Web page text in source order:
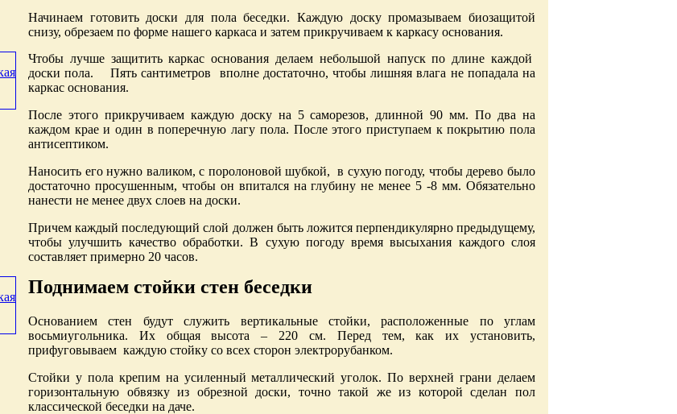
Начинаем готовить доски для пола беседки. Каждую доску промазываем биозащитой
снизу, обрезаем по форме нашего каркаса и затем прикручиваем к каркасу основания.
Чтобы лучше защитить каркас основания делаем небольшой напуск по длине каждой
доски пола. Пять сантиметров вполне достаточно, чтобы лишняя влага не попадала на
каркас основания.
После этого прикручиваем каждую доску на 5 саморезов, длинной 90 мм. По два на
каждом крае и один в поперечную лагу пола. После этого приступаем к покрытию пола
антисептиком.
Наносить его нужно валиком, с поролоновой шубкой, в сухую погоду, чтобы дерево было
достаточно просушенным, чтобы он впитался на глубину не менее 5 -8 мм. Обязательно
нанести не менее двух слоев на доски.
Причем каждый последующий слой должен быть ложится перпендикулярно предыдущему,
чтобы улучшить качество обработки. В сухую погоду время высыхания каждого слоя
составляет примерно 20 часов.
Поднимаем стойки стен беседки
Основанием стен будут служить вертикальные стойки, расположенные по углам
восьмиугольника. Их общая высота – 220 см. Перед тем, как их установить,
прифуговываем каждую стойку со всех сторон электрорубанком.
Стойки у пола крепим на усиленный металлический уголок. По верхней грани делаем
горизонтальную обвязку из обрезной доски, точно такой же из которой сделан пол
классической беседки на даче.